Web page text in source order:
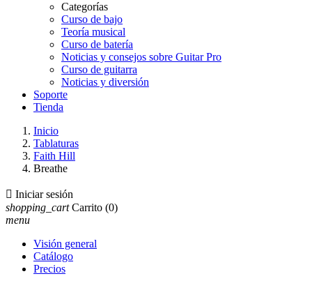
Categorías
Curso de bajo
Teoría musical
Curso de batería
Noticias y consejos sobre Guitar Pro
Curso de guitarra
Noticias y diversión
Soporte
Tienda
Inicio
Tablaturas
Faith Hill
Breathe
 Iniciar sesión
shopping_cart Carrito (0)
menu
Visión general
Catálogo
Precios